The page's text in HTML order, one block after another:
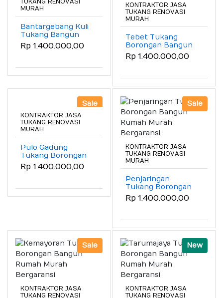
TUKANG RENOVASI
MURAH
Bantargebang Kuli
Tukang Bangun
Rumah Murah
Bergaransi
Rp 1.400.000,00
KONTRAKTOR JASA
TUKANG RENOVASI
MURAH
Tebet Tukang
Borongan Bangun
Rumah Murah
Bergaransi
Rp 1.400.000,00
Sale
KONTRAKTOR JASA
TUKANG RENOVASI
MURAH
Pulo Gadung
Tukang Borongan
Bangun Rumah
Murah Bergaransi
Rp 1.400.000,00
Sale
KONTRAKTOR JASA
TUKANG RENOVASI
MURAH
Penjaringan
Tukang Borongan
Bangun Rumah
Murah Bergaransi
Rp 1.400.000,00
Sale
KONTRAKTOR JASA
TUKANG RENOVASI
New
KONTRAKTOR JASA
TUKANG RENOVASI